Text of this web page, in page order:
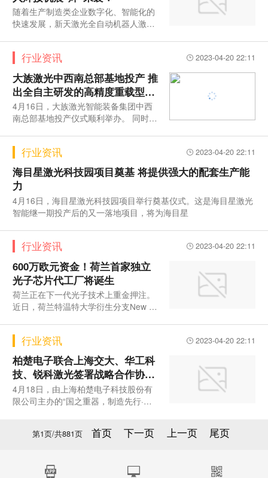
随着生产制造类企业数字化、智能化的
快速发展，新天激光全自动机器人激光
2023-04-20 22:11
行业资讯
大族激光中西南总部基地投产 推
出全自主研发的高精度重载型激
光切管机
4月16日，大族激光智能装备集团中西
南总部基地投产仪式顺利举办。 同时，
2023-04-20 22:11
行业资讯
海目星激光科技园项目奠基 将提供强大的配套生产能
力
4月16日，海目星激光科技园项目举行奠基仪式。这是海目星激光
智能继一期投产后的又一落地项目，将为海目星
2023-04-20 22:11
行业资讯
600万欧元资金！荷兰首家独立
光子芯片代工厂将诞生
荷兰正在下一代光子技术上重金押注。
近日，荷兰特温特大学衍生分支New Or
2023-04-20 22:11
行业资讯
柏楚电子联合上海交大、华工科
技、锐科激光签署战略合作协议
推动高端激光制造产业
4月18日，由上海柏楚电子科技股份有
限公司主办的“国之重器，制造先行·交
第1页/共881页 首页 下一页 上一页 尾页